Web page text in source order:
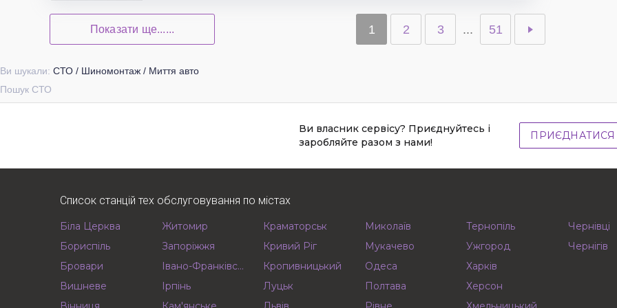
Показати ще...... 1 2 3 ... 51
Ви шукали: СТО / Шиномонтаж / Миття авто
Пошук СТО
Ви власник сервісу? Приєднуйтесь і
заробляйте разом з нами!
ПРИЄДНАТИСЯ
Список станцій тех обслуговування по містах
Біла Церква
Бориспіль
Бровари
Вишневе
Житомир
Запоріжжя
Івано-Франківськ
Ірпінь
Краматорськ
Кривий Ріг
Кропивницький
Луцьк
Миколаїв
Мукачево
Одеса
Полтава
Тернопіль
Ужгород
Харків
Херсон
Чернівці
Чернігів